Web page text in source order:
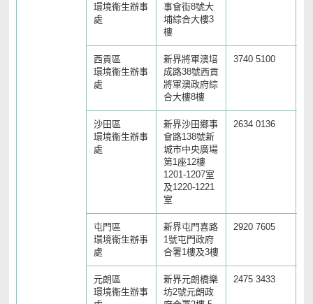
環境衞生辦事
處
事會街8號大
埔綜合大樓3
樓
西貢區
環境衞生辦事
處
新界將軍澳培
成路38號西貢
將軍澳政府綜
合大樓8樓
3740 5100
沙田區
環境衞生辦事
處
新界沙田鄉事
會路138號新
城市中央廣場
第1座12樓
1201-1207室
及1220-1221
室
2634 0136
屯門區
環境衞生辦事
處
新界屯門喜路
1號屯門政府
合署1樓及3樓
2920 7605
元朗區
環境衞生辦事
新界元朗橋樂
坊2號元朗政
2475 3433